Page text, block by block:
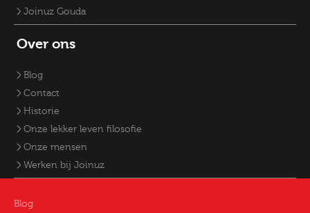
Joinuz Gouda
Over ons
Blog
Contact
Historie
Onze lekker leven filosofie
Onze mensen
Werken bij Joinuz
Blog